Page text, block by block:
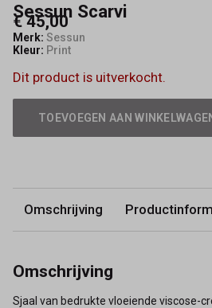
Sessun Scarvi
€ 45,00
Merk: Sessun
Kleur: Print
Dit product is uitverkocht.
TOEVOEGEN AAN
Omschrijving
Omschrijving
Sjaal van bedrukte vloeiende viscose-